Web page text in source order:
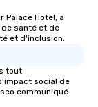
Palace Hotel, a
de santé et de
et d'inclusion.
tout
social de
communiqué